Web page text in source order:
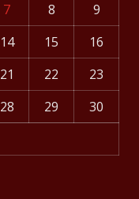
7 8
9
14 15
16
21 22
23
28 29
30